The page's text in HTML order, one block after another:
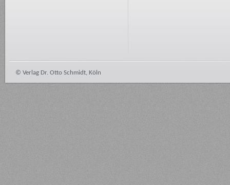
© Verlag Dr. Otto Schmidt, Köln